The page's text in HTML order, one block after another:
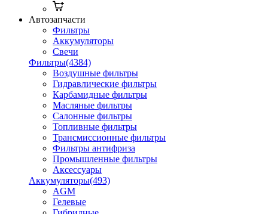
Автозапчасти
Фильтры
Аккумуляторы
Свечи
Фильтры(4384)
Воздушные фильтры
Гидравлические фильтры
Карбамидные фильтры
Масляные фильтры
Салонные фильтры
Топливные фильтры
Трансмиссионные фильтры
Фильтры антифриза
Промышленные фильтры
Аксессуары
Аккумуляторы(493)
AGM
Гелевые